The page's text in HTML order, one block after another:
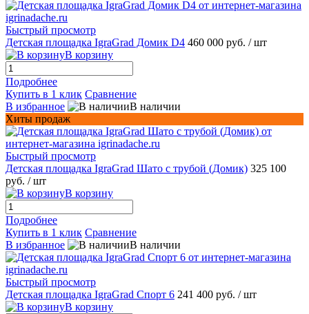
Быстрый просмотр
Детская площадка IgraGrad Домик D4 460 000 руб. / шт
В корзину
Подробнее
Купить в 1 клик Сравнение
В избранное
В наличии
Хиты продаж
Быстрый просмотр
Детская площадка IgraGrad Шато с трубой (Домик) 325 100
руб. / шт
В корзину
Подробнее
Купить в 1 клик Сравнение
В избранное
В наличии
Быстрый просмотр
Детская площадка IgraGrad Спорт 6 241 400 руб. / шт
В корзину